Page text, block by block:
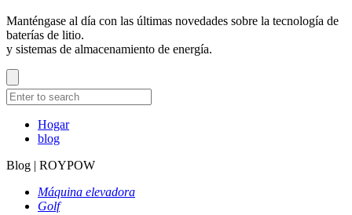
Manténgase al día con las últimas novedades sobre la tecnología de
baterías de litio.
y sistemas de almacenamiento de energía.
Hogar
blog
Blog | ROYPOW
Máquina elevadora
Golf